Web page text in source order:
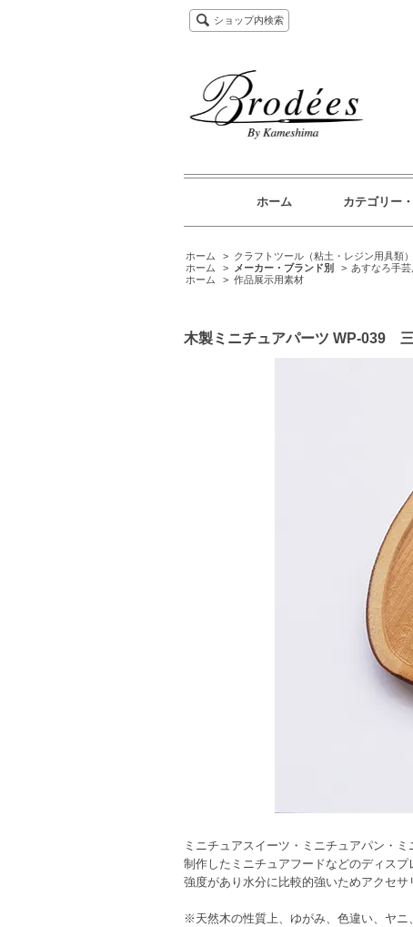
ショップ内検索
ホーム カテゴリー
ホーム > クラフトツール（粘土・レジン用具類）
ホーム
> メーカー・ブランド別 > あすなろ手芸
ホーム
> 作品展示用素材
木製ミニチュアパーツ WP-039
ミニチュアスイーツ・ミニチュアパン・
制作したミニチュアフードなどのディスプ
強度があり水分に比較的強いためアクセサ
※天然木の性質上、ゆがみ、色違い、ヤニ